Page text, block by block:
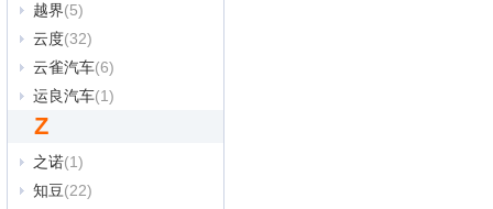
越界(5)
云度(32)
云雀汽车(6)
运良汽车(1)
Z
之诺(1)
知豆(22)